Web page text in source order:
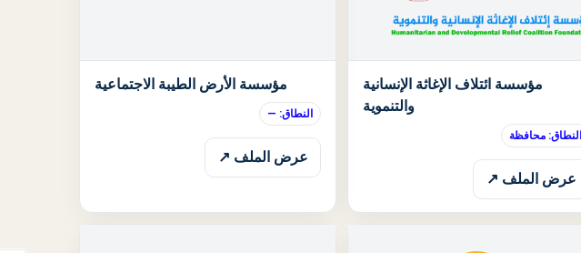
مؤسسة ائتلاف الإغاثة الإنسانية
والتنموية
النطاق: محافظة
عرض الملف ↗
مؤسسة الأرض الطيبة الاجتماعية
النطاق: —
عرض الملف ↗